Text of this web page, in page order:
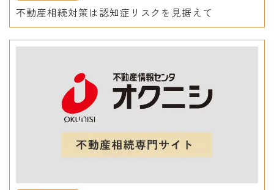
不動産相続対策は認知症リスクを見据えて